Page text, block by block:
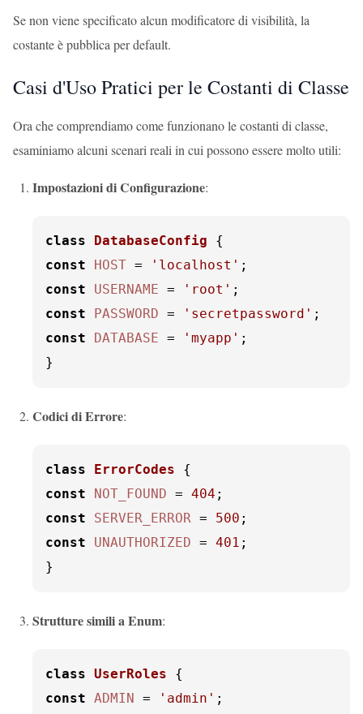
Se non viene specificato alcun modificatore di visibilità, la
costante è pubblica per default.
Casi d'Uso Pratici per le Costanti di Classe
Ora che comprendiamo come funzionano le costanti di classe,
esaminiamo alcuni scenari reali in cui possono essere molto utili:
Impostazioni di Configurazione:
class DatabaseConfig
const
HOST = 'localhost'
const
USERNAME = 'root'
const
PASSWORD = 'secretpassword'
const
DATABASE = 'myapp' ;
}
Codici di Errore:
class ErrorCodes
const
NOT_FOUND = 404
const
SERVER_ERROR = 500
const
UNAUTHORIZED = 401 ;
}
Strutture simili a Enum:
class UserRoles
const ADMIN = 'admin'